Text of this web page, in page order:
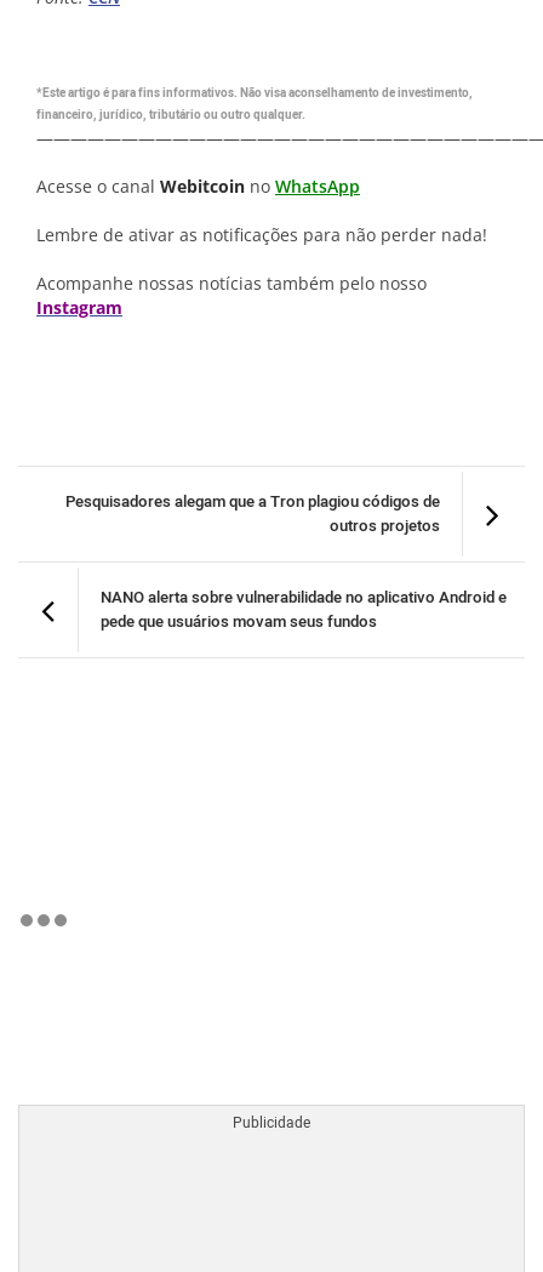
*Este artigo é para fins informativos. Não visa aconselhamento de investimento,
financeiro, jurídico, tributário ou outro qualquer.
Acesse o canal Webitcoin no WhatsApp
Lembre de ativar as notificações para não perder nada!
Acompanhe nossas notícias também pelo nosso
Instagram
Pesquisadores alegam que a Tron plagiou códigos de
outros projetos
NANO alerta sobre vulnerabilidade no aplicativo Android e
pede que usuários movam seus fundos